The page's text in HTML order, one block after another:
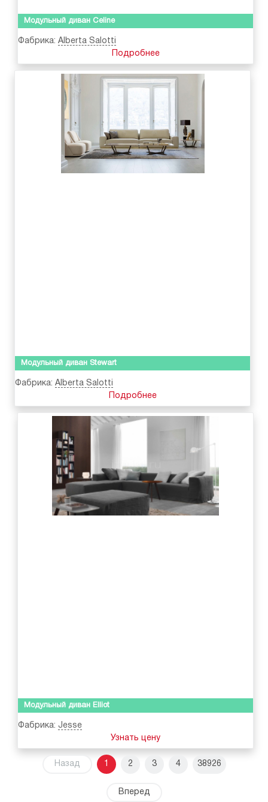
Модульный диван Celine
Фабрика: Alberta Salotti
Подробнее
Модульный диван Stewart
Фабрика: Alberta Salotti
Подробнее
Модульный диван Elliot
Фабрика: Jesse
Узнать цену
Назад 1 2 3 4 38926
Вперед